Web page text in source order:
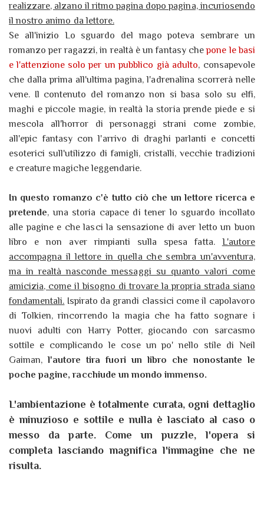
realizzare, alzano il ritmo pagina dopo pagina, incuriosendo
il nostro animo da lettore.
Se all'inizio Lo sguardo del mago poteva sembrare un
romanzo per ragazzi, in realtà è un fantasy chepone le basi
e l'attenzione solo per un pubblico già adulto, consapevole
che dalla prima all'ultima pagina, l'adrenalina scorrerà nelle
vene. Il contenuto del romanzo non si basa solo su elfi,
maghi e piccole magie, in realtà la storia prende piede e si
mescola all'horror di personaggi strani come zombie,
all'epic fantasy con l'arrivo di draghi parlanti e concetti
esoterici sull'utilizzo di famigli, cristalli, vecchie tradizioni
e creature magiche leggendarie.
In questo romanzo c'è tutto ciò che un lettore ricerca e
pretende, una storia capace di tener lo sguardo incollato
alle pagine e che lasci la sensazione di aver letto un buon
libro e non aver rimpianti sulla spesa fatta. L'autore
accompagna il lettore in quella che sembra un'avventura,
ma in realtà nasconde messaggi su quanto valori come
amicizia, come il bisogno di trovare la propria strada siano
fondamentali. Ispirato da grandi classici come il capolavoro
di Tolkien, rincorrendo la magia che ha fatto sognare i
nuovi adulti con Harry Potter, giocando con sarcasmo
sottile e complicando le cose un po' nello stile di Neil
Gaiman,l'autore tira fuori un libro che nonostante le
poche pagine, racchiude un mondo immenso.
L'ambientazione è totalmente curata, ogni dettaglio
è minuzioso e sottile e nulla è lasciato al caso o
messo da parte. Come un puzzle, l'opera si
completa lasciando magnifica l'immagine che ne
risulta.